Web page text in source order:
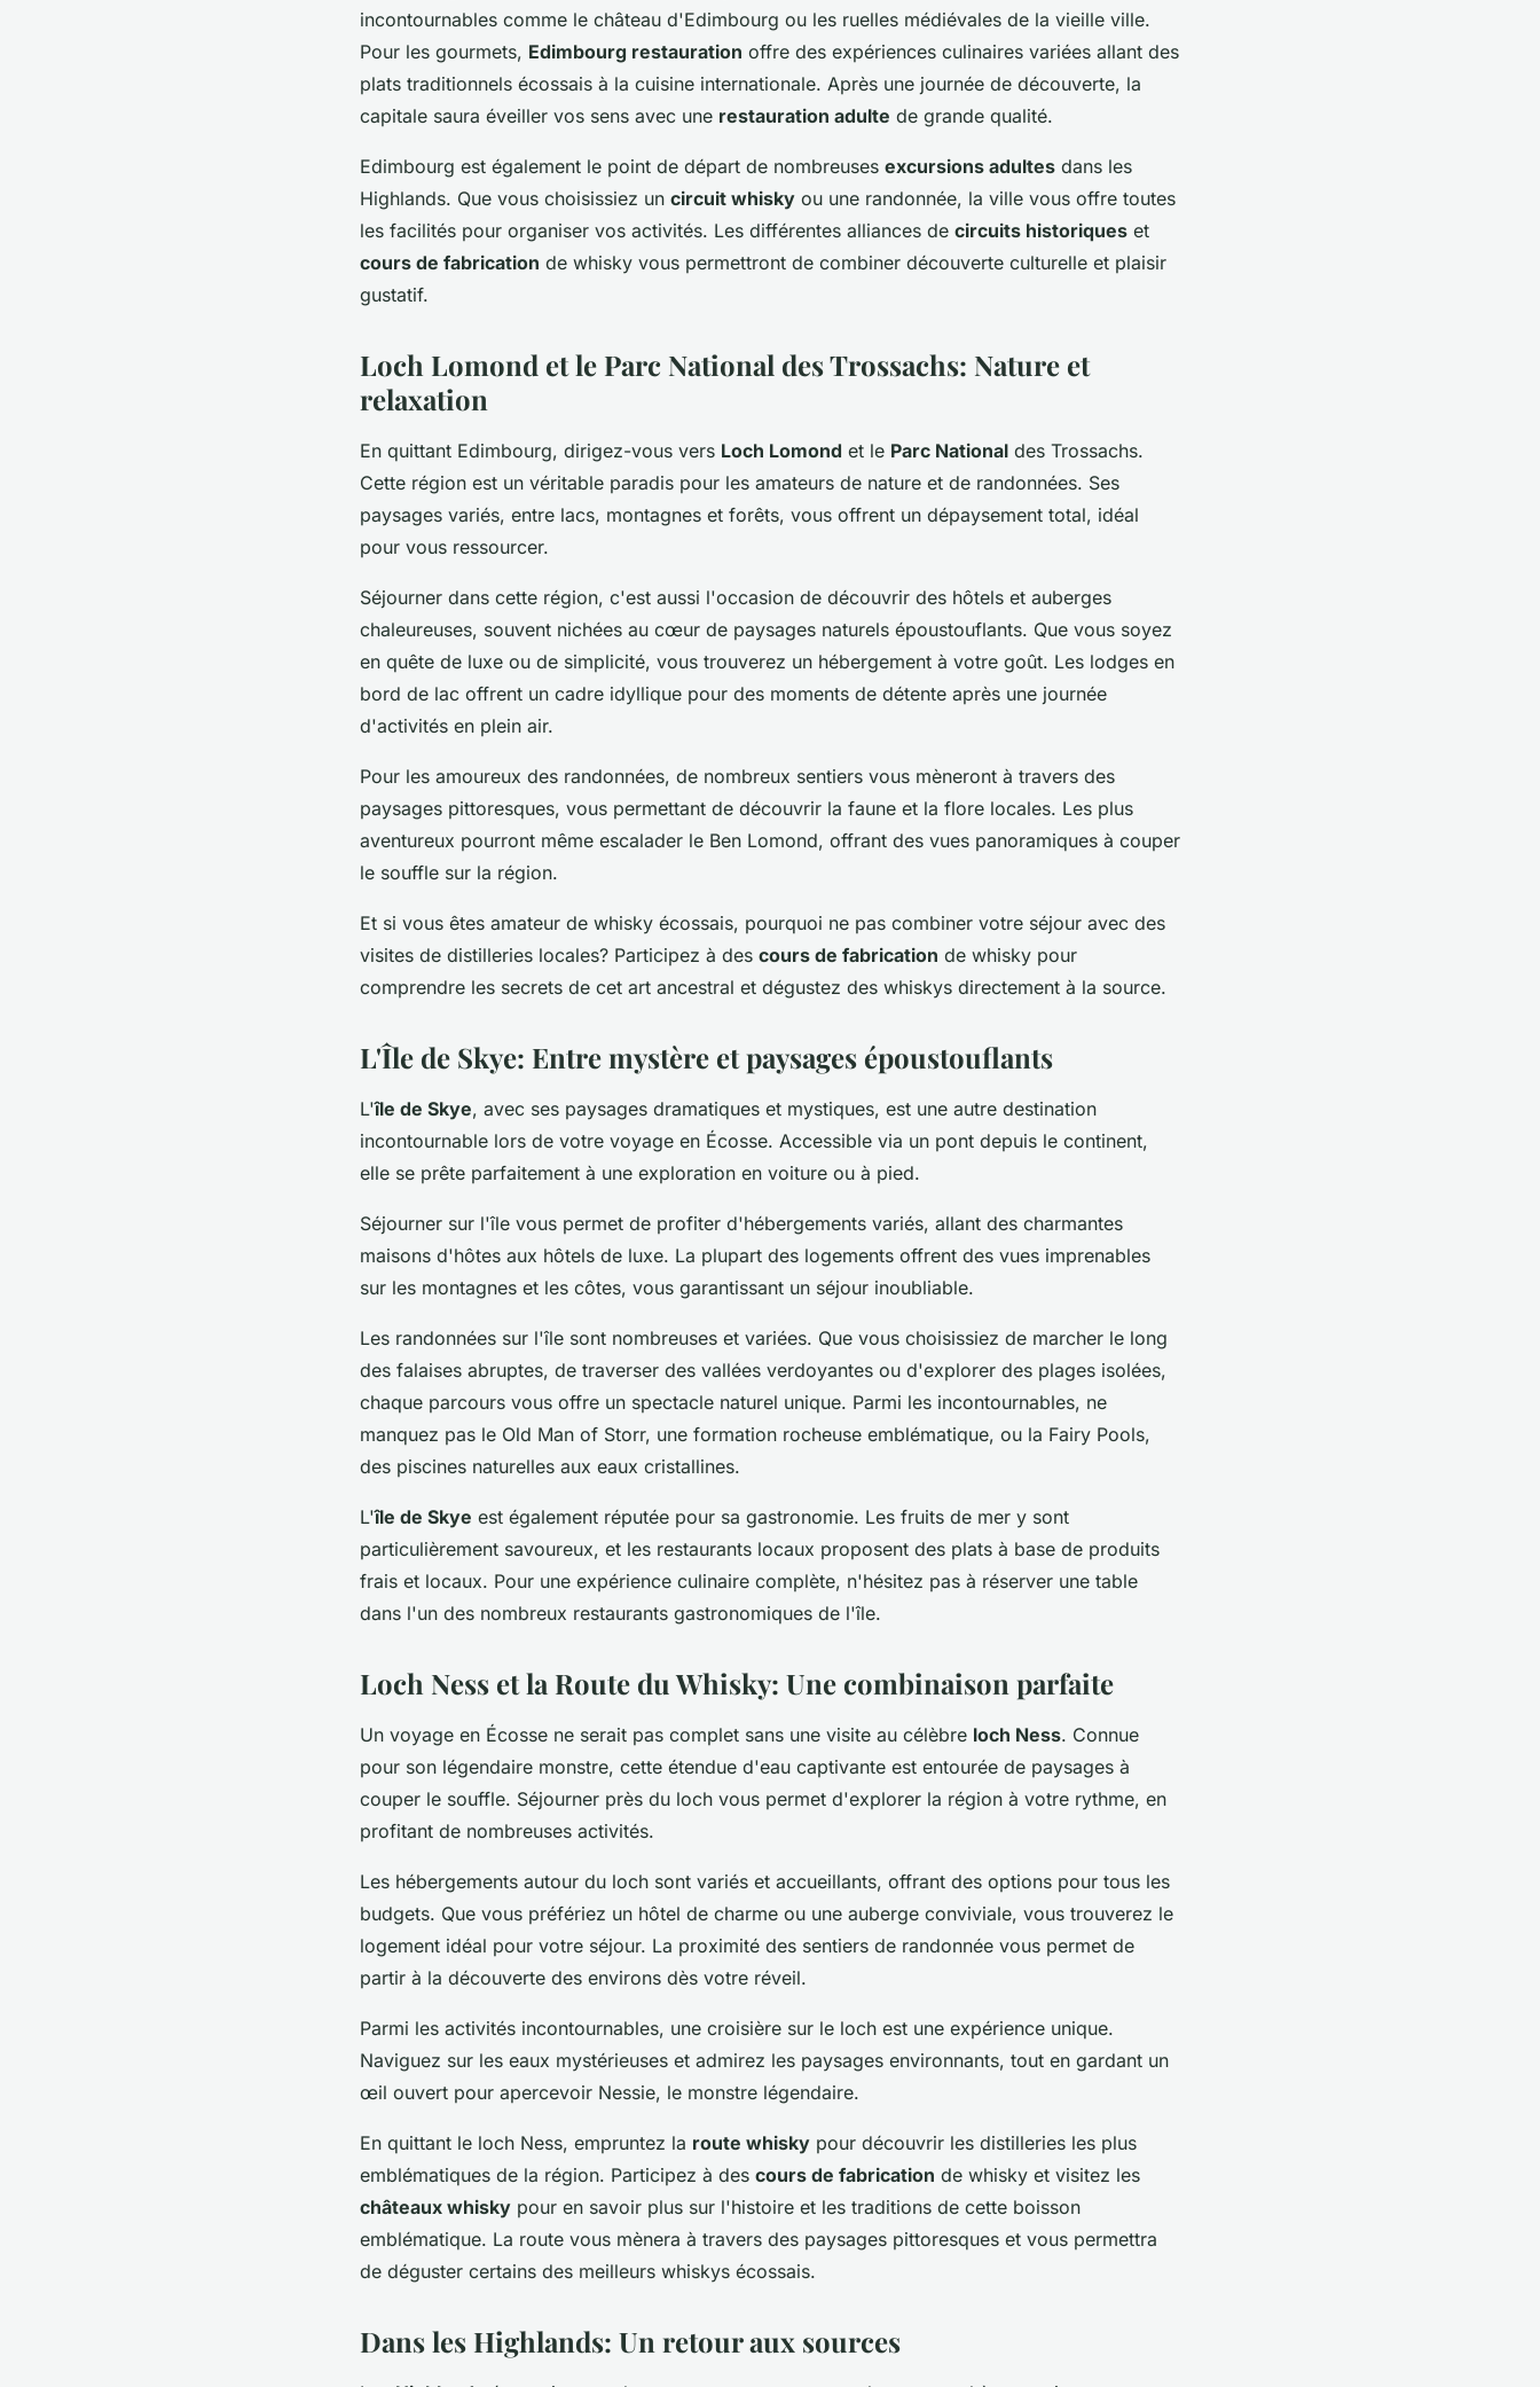
incontournables comme le château d'Edimbourg ou les ruelles médiévales de la vieille ville.
Pour les gourmets, Edimbourg restauration offre des expériences culinaires variées allant des
plats traditionnels écossais à la cuisine internationale. Après une journée de découverte, la
capitale saura éveiller vos sens avec une restauration adulte de grande qualité.
Edimbourg est également le point de départ de nombreuses excursions adultes dans les
Highlands. Que vous choisissiez un circuit whisky ou une randonnée, la ville vous offre toutes
les facilités pour organiser vos activités. Les différentes alliances de circuits historiques et
cours de fabrication de whisky vous permettront de combiner découverte culturelle et plaisir
gustatif.
Loch Lomond et le Parc National des Trossachs: Nature et
relaxation
En quittant Edimbourg, dirigez-vous vers Loch Lomond et le Parc National des Trossachs.
Cette région est un véritable paradis pour les amateurs de nature et de randonnées. Ses
paysages variés, entre lacs, montagnes et forêts, vous offrent un dépaysement total, idéal
pour vous ressourcer.
Séjourner dans cette région, c'est aussi l'occasion de découvrir des hôtels et auberges
chaleureuses, souvent nichées au cœur de paysages naturels époustouflants. Que vous soyez
en quête de luxe ou de simplicité, vous trouverez un hébergement à votre goût. Les lodges en
bord de lac offrent un cadre idyllique pour des moments de détente après une journée
d'activités en plein air.
Pour les amoureux des randonnées, de nombreux sentiers vous mèneront à travers des
paysages pittoresques, vous permettant de découvrir la faune et la flore locales. Les plus
aventureux pourront même escalader le Ben Lomond, offrant des vues panoramiques à couper
le souffle sur la région.
Et si vous êtes amateur de whisky écossais, pourquoi ne pas combiner votre séjour avec des
visites de distilleries locales? Participez à des cours de fabrication de whisky pour
comprendre les secrets de cet art ancestral et dégustez des whiskys directement à la source.
L'Île de Skye: Entre mystère et paysages époustouflants
L'île de Skye, avec ses paysages dramatiques et mystiques, est une autre destination
incontournable lors de votre voyage en Écosse. Accessible via un pont depuis le continent,
elle se prête parfaitement à une exploration en voiture ou à pied.
Séjourner sur l'île vous permet de profiter d'hébergements variés, allant des charmantes
maisons d'hôtes aux hôtels de luxe. La plupart des logements offrent des vues imprenables
sur les montagnes et les côtes, vous garantissant un séjour inoubliable.
Les randonnées sur l'île sont nombreuses et variées. Que vous choisissiez de marcher le long
des falaises abruptes, de traverser des vallées verdoyantes ou d'explorer des plages isolées,
chaque parcours vous offre un spectacle naturel unique. Parmi les incontournables, ne
manquez pas le Old Man of Storr, une formation rocheuse emblématique, ou la Fairy Pools,
des piscines naturelles aux eaux cristallines.
L'île de Skye est également réputée pour sa gastronomie. Les fruits de mer y sont
particulièrement savoureux, et les restaurants locaux proposent des plats à base de produits
frais et locaux. Pour une expérience culinaire complète, n'hésitez pas à réserver une table
dans l'un des nombreux restaurants gastronomiques de l'île.
Loch Ness et la Route du Whisky: Une combinaison parfaite
Un voyage en Écosse ne serait pas complet sans une visite au célèbre loch Ness. Connue
pour son légendaire monstre, cette étendue d'eau captivante est entourée de paysages à
couper le souffle. Séjourner près du loch vous permet d'explorer la région à votre rythme, en
profitant de nombreuses activités.
Les hébergements autour du loch sont variés et accueillants, offrant des options pour tous les
budgets. Que vous préfériez un hôtel de charme ou une auberge conviviale, vous trouverez le
logement idéal pour votre séjour. La proximité des sentiers de randonnée vous permet de
partir à la découverte des environs dès votre réveil.
Parmi les activités incontournables, une croisière sur le loch est une expérience unique.
Naviguez sur les eaux mystérieuses et admirez les paysages environnants, tout en gardant un
œil ouvert pour apercevoir Nessie, le monstre légendaire.
En quittant le loch Ness, empruntez la route whisky pour découvrir les distilleries les plus
emblématiques de la région. Participez à des cours de fabrication de whisky et visitez les
châteaux whisky pour en savoir plus sur l'histoire et les traditions de cette boisson
emblématique. La route vous mènera à travers des paysages pittoresques et vous permettra
de déguster certains des meilleurs whiskys écossais.
Dans les Highlands: Un retour aux sources